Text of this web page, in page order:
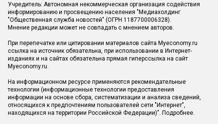
Учредитель: Автономная некоммерческая организация содействия
информированию и просвещению населения "Медиахолдинг
"Общественная служба новостей" (ОГРН 1187700006328).
Мнение редакции может не совпадать с мнением авторов.
При перепечатке или цитировании материалов сайта Myeconomy.ru
ссылка на источник обязательна, при использовании в Интернет-
изданиях и на сайтах обязательна прямая гиперссылка на сайт
Myeconomy.ru.
На информационном ресурсе применяются рекомендательные
технологии (информационные технологии предоставления
информации на основе сбора, систематизации и анализа сведений,
относящихся к предпочтениям пользователей сети "Интернет",
находящихся на территории Российской Федерации)". Подробнее.